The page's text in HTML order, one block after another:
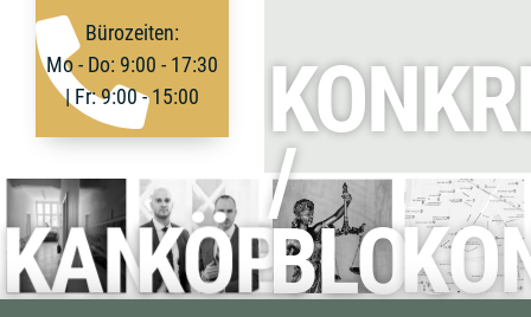
Bürozeiten:
Mo - Do: 9:00 - 17:30
| Fr: 9:00 - 15:00
KANZLEI
KÖPFE
/
BLOG